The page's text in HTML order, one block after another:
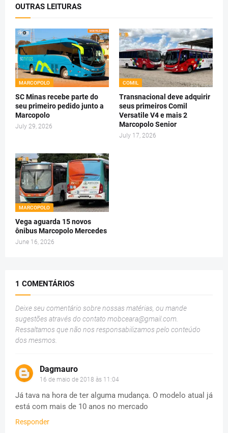
OUTRAS LEITURAS
MARCOPOLO
SC Minas recebe parte do
seu primeiro pedido junto a
Marcopolo
July 29, 2026
COMIL
Transnacional deve adquirir
seus primeiros Comil
Versatile V4 e mais 2
Marcopolo Senior
July 17, 2026
MARCOPOLO
Vega aguarda 15 novos
ônibus Marcopolo Mercedes
June 16, 2026
1 COMENTÁRIOS
Deixe seu comentário sobre nossas matérias, ou mande
sugestões através do contato mobceara@gmail.com
Ressaltamos que não nos responsabilizamos pelo conteúdo
dos mesmos.
Dagmauro
16 de maio de 2018 às 11:04
Já tava na hora de ter alguma mudança. O modelo atual já
está com mais de 10 anos no mercado
Responder